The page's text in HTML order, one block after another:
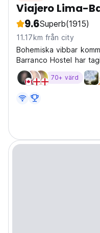
Viajero Lima-
9.6Superb(1915)
11.17km från city
Bohemiska vibbar
Barranco Hostel har
transformera en 1914
70+ värd